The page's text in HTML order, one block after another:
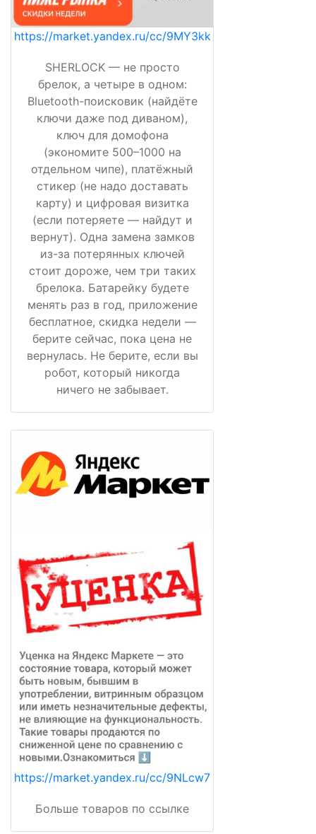
https://market.yandex.ru/cc/9MY3kk
SHERLOCK — не просто
брелок, а четыре в одном:
Bluetooth-поисковик (найдёте
ключи даже под диваном),
ключ для домофона
(экономите 500–1000 на
отдельном чипе), платёжный
стикер (не надо доставать
карту) и цифровая визитка
(если потеряете — найдут и
вернут). Одна замена замков
из-за потерянных ключей
стоит дороже, чем три таких
брелока. Батарейку будете
менять раз в год, приложение
бесплатное, скидка недели —
берите сейчас, пока цена не
вернулась. Не берите, если вы
робот, который никогда
ничего не забывает.
https://market.yandex.ru/cc/9NLcw7
Больше товаров по ссылке